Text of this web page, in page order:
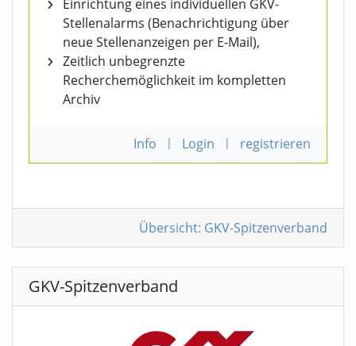
Einrichtung eines individuellen GKV-
Stellenalarms (Benachrichtigung über
neue Stellenanzeigen per E-Mail),
Zeitlich unbegrenzte
Recherchemöglichkeit im kompletten
Archiv
Info | Login | registrieren
Übersicht: GKV-Spitzenverband
GKV-Spitzenverband